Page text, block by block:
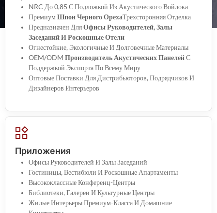
NRC До 0,85 С Подложкой Из Акустического Войлока
ПремиумШпон Черного ОрехаТрехсторонняя Отделка
Предназначен ДляОфисы Руководителей, Залы
Заседаний И Роскошные Отели
Огнестойкие, Экологичные И Долговечные Материалы
OEM/ODM Производитель Акустических ПанелейС
Поддержкой Экспорта По Всему Миру
Оптовые Поставки Для Дистрибьюторов, Подрядчиков И
Дизайнеров Интерьеров
Приложения
Офисы Руководителей И Залы Заседаний
Гостиницы, Вестибюли И Роскошные Апартаменты
Высококлассные Конференц-Центры
Библиотеки, Галереи И Культурные Центры
Жилые Интерьеры Премиум-Класса И Домашние